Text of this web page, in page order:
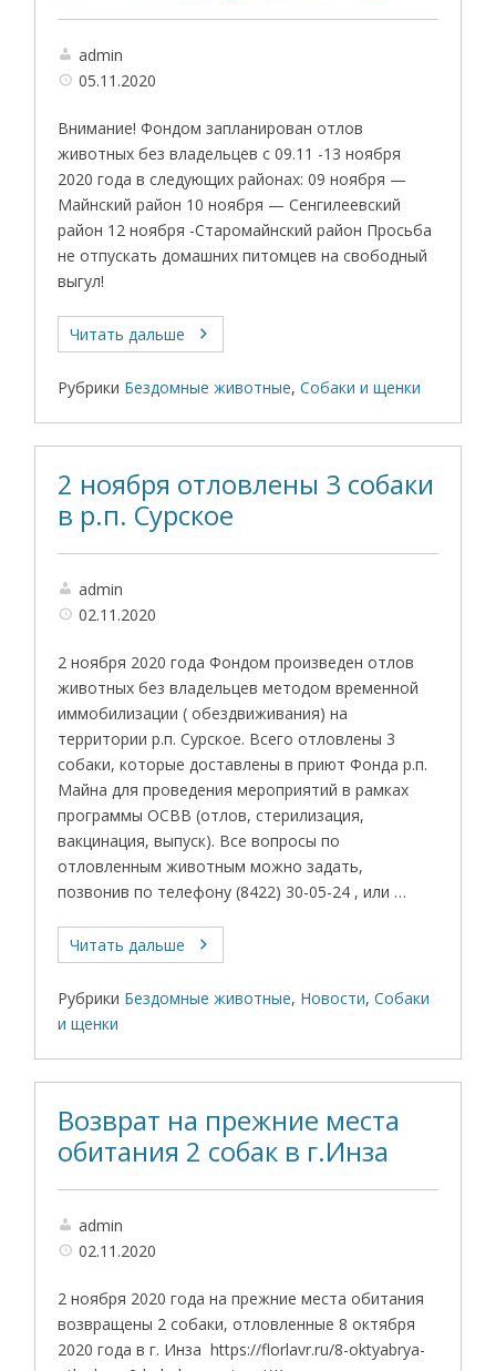
admin
05.11.2020
Внимание! Фондом запланирован отлов
животных без владельцев с 09.11 -13 ноября
2020 года в следующих районах: 09 ноября —
Майнский район 10 ноября — Сенгилеевский
район 12 ноября -Старомайнский район Просьба
не отпускать домашних питомцев на свободный
выгул!
Читать дальше
Рубрики Бездомные животные,Собаки и щенки
2 ноября отловлены 3 собаки
в р.п. Сурское
admin
02.11.2020
2 ноября 2020 года Фондом произведен отлов
животных без владельцев методом временной
иммобилизации ( обездвиживания) на
территории р.п. Сурское. Всего отловлены 3
собаки, которые доставлены в приют Фонда р.п.
Майна для проведения мероприятий в рамках
программы ОСВВ (отлов, стерилизация,
вакцинация, выпуск). Все вопросы по
отловленным животным можно задать,
позвонив по телефону (8422) 30-05-24 , или …
Читать дальше
Рубрики Бездомные животные, Новости,Собаки
и щенки
Возврат на прежние места
обитания 2 собак в г.Инза
admin
02.11.2020
2 ноября 2020 года на прежние места обитания
возвращены 2 собаки, отловленные 8 октября
2020 года в г. Инза https://florlavr.ru/8-oktyabrya-